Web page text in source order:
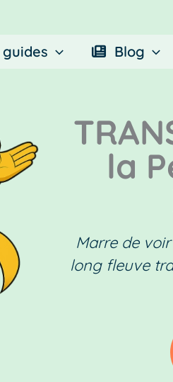
guides Blog
la
Marre de
long fleuve